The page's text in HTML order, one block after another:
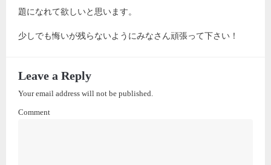
題になれて欲しいと思います。
少しでも悔いが残らないようにみなさん頑張って下さい！
Leave a Reply
Your email address will not be published.
Comment